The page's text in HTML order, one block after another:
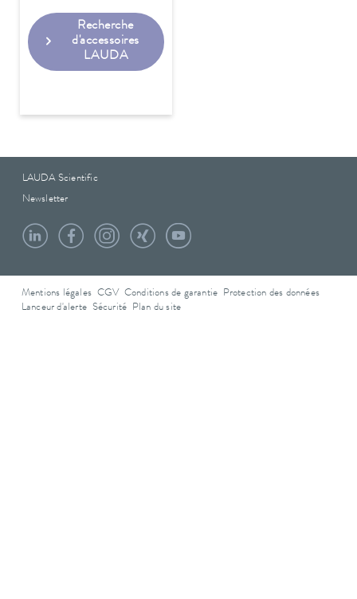
Recherche
d'accessoires
LAUDA
LAUDA Scientific
Newsletter
Mentions légales CGV Conditions de garantie
Protection des données
Lanceur d'alerte Sécurité Plan du site